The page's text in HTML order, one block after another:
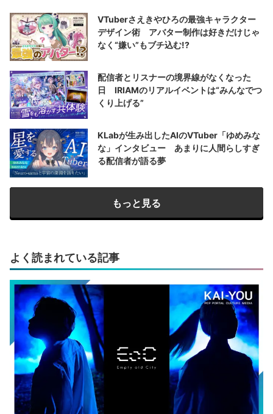
VTuberさえきやひろの最強キャラクター
デザイン術 アバター制作は好きだけじゃ
なく“嫌い”もブチ込む!?
配信者とリスナーの境界線がなくなった
日 IRIAMのリアルイベントは“みんなでつ
くり上げる”
KLabが生み出したAIのVTuber「ゆめみな
な」インタビュー あまりに人間らしすぎ
る配信者が語る夢
もっと見る
よく読まれている記事